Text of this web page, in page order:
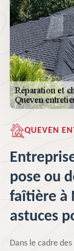
QUEVEN
pose ou
faîtière à
astuces
Dans le cadre